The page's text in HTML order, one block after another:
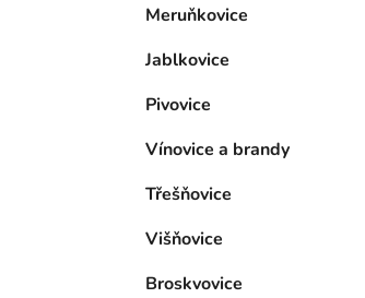
Meruňkovice
Jablkovice
Pivovice
Vínovice a brandy
Třešňovice
Višňovice
Broskvovice